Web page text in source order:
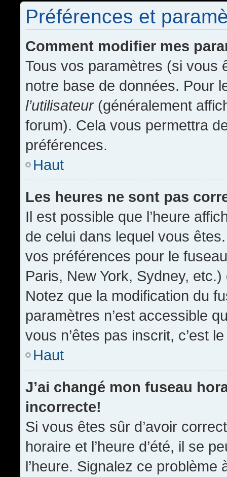
Préférences et
Comment modifier mes
Tous vos paramètres (si vous
notre base de données. Pour
l’utilisateur(généralement
forum). Cela vous permettra
préférences.
Haut
Les heures ne sont pas
Il est possible que l’heure
de celui dans lequel vous
vos préférences pour le
Paris, New York, Sydney,
Notez que la modification du
paramètres n’est accessible
vous n’êtes pas inscrit, c’est
Haut
J’ai changé mon fuseau
incorrecte!
Si vous êtes sûr d’avoir
horaire et l’heure d’été, il se
l’heure. Signalez ce problème